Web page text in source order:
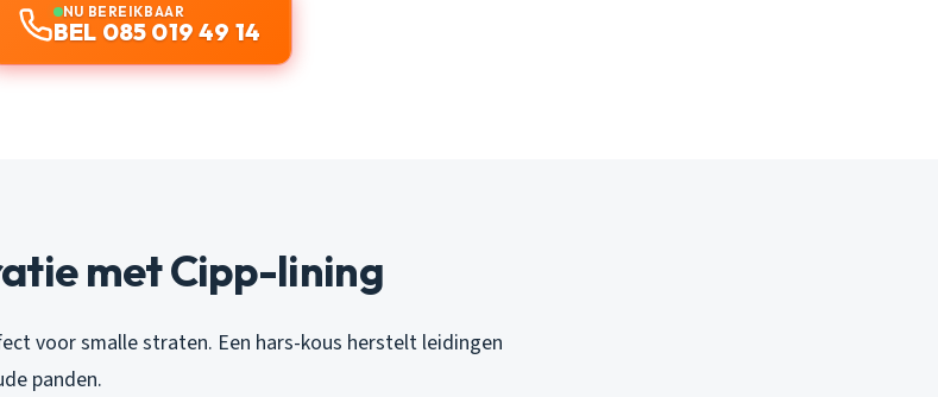
NU BEREIKBAAR
BEL 085 019 49 14
met Cipp-lining
voor smalle straten. Een hars-kous herstelt leidingen
panden.